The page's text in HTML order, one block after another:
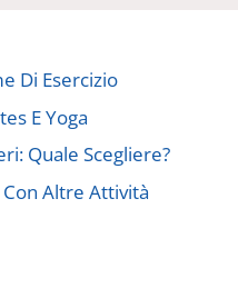
Di Esercizio
E Yoga
Quale Scegliere?
Altre Attività